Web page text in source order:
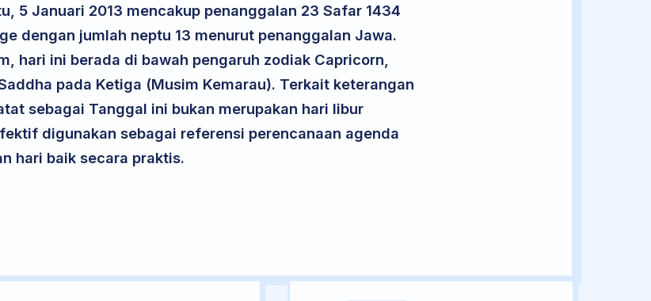
5 Januari 2013 mencakup penanggalan 23 Safar 1434
dengan jumlah neptu 13 menurut penanggalan Jawa.
hari ini berada di bawah pengaruh zodiak Capricorn,
pada Ketiga (Musim Kemarau). Terkait keterangan
sebagai Tanggal ini bukan merupakan hari libur
digunakan sebagai referensi perencanaan agenda
hari baik secara praktis.